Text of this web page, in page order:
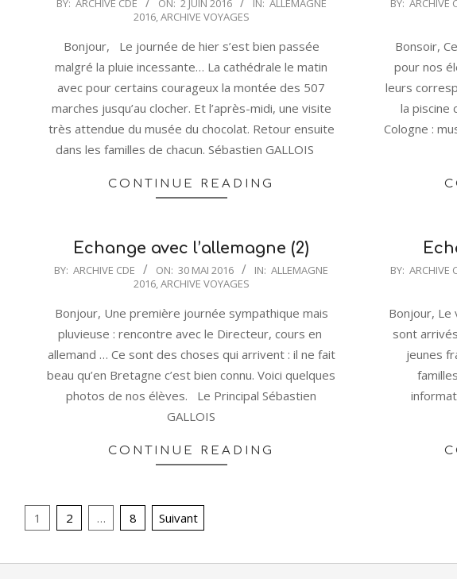
BY: ARCHIVE CDE ON: 2 JUIN 2016 IN: ALLEMAGNE
2016,ARCHIVE VOYAGES
Bonjour, Le journée de hier s’est bien passée
malgré la pluie incessante… La cathédrale le matin
avec pour certains courageux la montée des 507
marches jusqu’au clocher. Et l’après-midi, une visite
très attendue du musée du chocolat. Retour ensuite
dans les familles de chacun. Sébastien GALLOIS
CONTINUE READING
31
BY: ARCHIVE
Bonsoir,
pour nos
leurs
la piscine
Cologne :
Echange avec l’allemagne (2)
2016-
30
BY: ARCHIVE CDE ON: 30 MAI 2016 IN: ALLEMAGNE
2016,ARCHIVE VOYAGES
Bonjour, Une première journée sympathique mais
pluvieuse : rencontre avec le Directeur, cours en
allemand … Ce sont des choses qui arrivent : il ne fait
beau qu’en Bretagne c’est bien connu. Voici quelques
photos de nos élèves. Le Principal Sébastien
GALLOIS
CONTINUE READING
2016-
29
BY: ARCHIVE
Bonjour, Le
sont
jeunes
Pagination
publications
1 2 … 8 Suivant